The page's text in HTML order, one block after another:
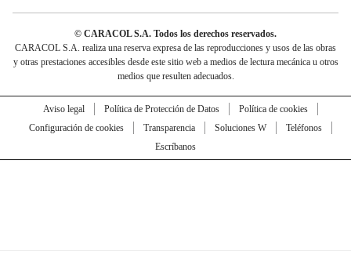
© CARACOL S.A. Todos los derechos reservados.
CARACOL S.A. realiza una reserva expresa de las reproducciones y usos de las obras
y otras prestaciones accesibles desde este sitio web a medios de lectura mecánica u otros
medios que resulten adecuados.
Aviso legal Política de Protección de Datos
Política de cookies
Configuración de cookies
Transparencia Soluciones W
Teléfonos
Escríbanos